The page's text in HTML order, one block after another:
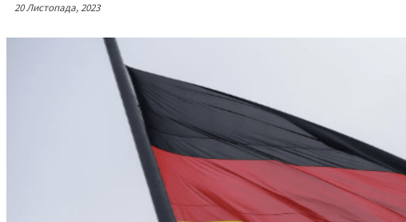
20 Листопада, 2023